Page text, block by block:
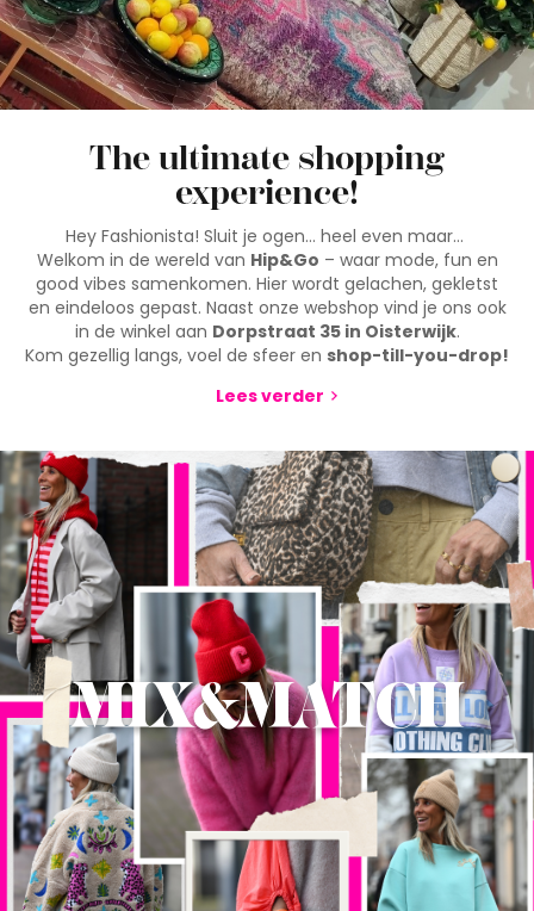
The ultimate shopping
experience!
Hey Fashionista! Sluit je ogen… heel even maar…
Welkom in de wereld van Hip&Go – waar mode, fun en
good vibes samenkomen. Hier wordt gelachen, gekletst
en eindeloos gepast. Naast onze webshop vind je ons ook
in de winkel aan Dorpstraat 35 in Oisterwijk.
Kom gezellig langs, voel de sfeer en shop-till-you-drop!
Lees verder
MIX&MATCH